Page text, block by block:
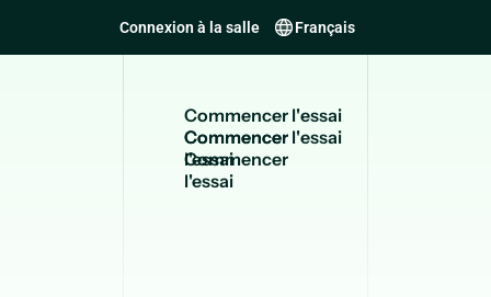
Connexion à la salle Français
Commencerl'essai
Commencer
l'essai